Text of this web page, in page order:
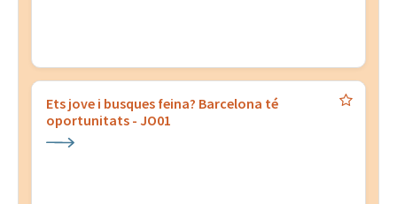
Ets jove i busques feina? Barcelona té
oportunitats - JO01